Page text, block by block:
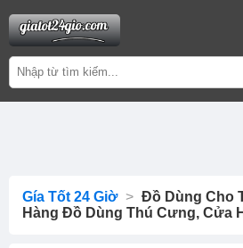
Warning: Undefined variable
/home/u291322294/domains/
on line364
Gía Tốt 24 Giờ > Đồ Dùng Cho
Hàng Đồ Dùng Thú Cưng, Cửa